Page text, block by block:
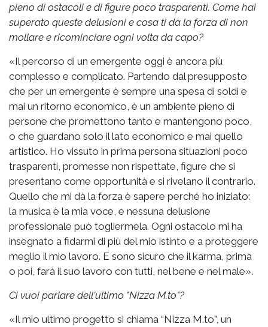
pieno di ostacoli e di figure poco trasparenti. Come hai
superato queste delusioni e cosa ti dà la forza di non
mollare e ricominciare ogni volta da capo?
«Il percorso di un emergente oggi è ancora più
complesso e complicato. Partendo dal presupposto
che per un emergente è sempre una spesa di soldi e
mai un ritorno economico, è un ambiente pieno di
persone che promettono tanto e mantengono poco,
o che guardano solo il lato economico e mai quello
artistico. Ho vissuto in prima persona situazioni poco
trasparenti, promesse non rispettate, figure che si
presentano come opportunità e si rivelano il contrario.
Quello che mi dà la forza è sapere perché ho iniziato:
la musica è la mia voce, e nessuna delusione
professionale può togliermela. Ogni ostacolo mi ha
insegnato a fidarmi di più del mio istinto e a proteggere
meglio il mio lavoro. E sono sicuro che il karma, prima
o poi, farà il suo lavoro con tutti, nel bene e nel male».
Ci vuoi parlare dell'ultimo "Nizza M.to"?
«Il mio ultimo progetto si chiama “Nizza M.to”, un